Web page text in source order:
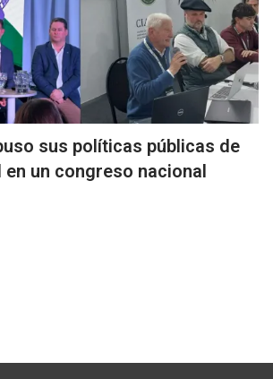
sus políticas públicas de
un congreso nacional